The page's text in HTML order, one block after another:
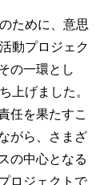
ために、意思
動プロジェク
の一環とし
上げました。
任を果たすこ
がら、さまざ
の中心となる
ロジェクトで